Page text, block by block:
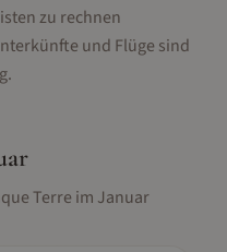
zu rechnen
und Flüge sind
Terre im Januar